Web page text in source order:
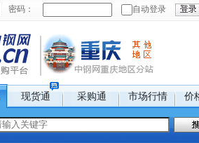
现货通 采购通 市场行情 价